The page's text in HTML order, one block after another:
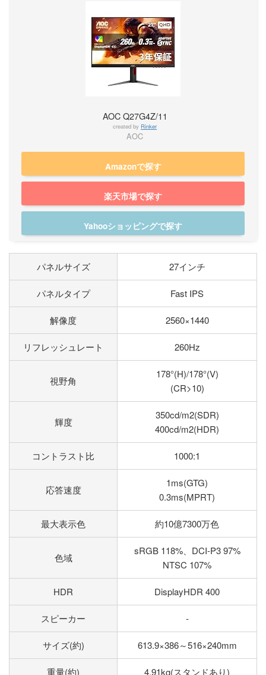
AOC Q27G4Z/11
created by Rinker
AOC
Amazonで探す
楽天市場で探す
Yahooショッピングで探す
パネルサイズ 27インチ
パネルタイプ Fast IPS
解像度 2560×1440
リフレッシュレート 260Hz
視野角
178°(H)/178°(V)
(CR>10)
輝度
350cd/m2(SDR)
400cd/m2(HDR)
コントラスト比 1000:1
応答速度
1ms(GTG)
0.3ms(MPRT)
最大表示色 約10億7300万色
色域
sRGB 118%、DCI-P3 97%
NTSC 107%
HDR DisplayHDR 400
スピーカー -
サイズ(約) 613.9×386～516×240mm
重量(約) 4.91kg(スタンドあり)